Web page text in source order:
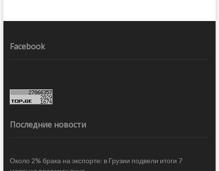
Facebook
Последние новости
Около 2% брака на экспорте: в Грузии подвели итоги 7